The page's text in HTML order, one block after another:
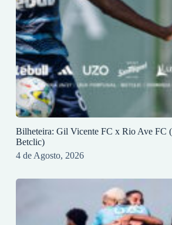
Bilheteira: Gil Vicente FC x Rio Ave FC
Betclic)
4 de Agosto, 2026